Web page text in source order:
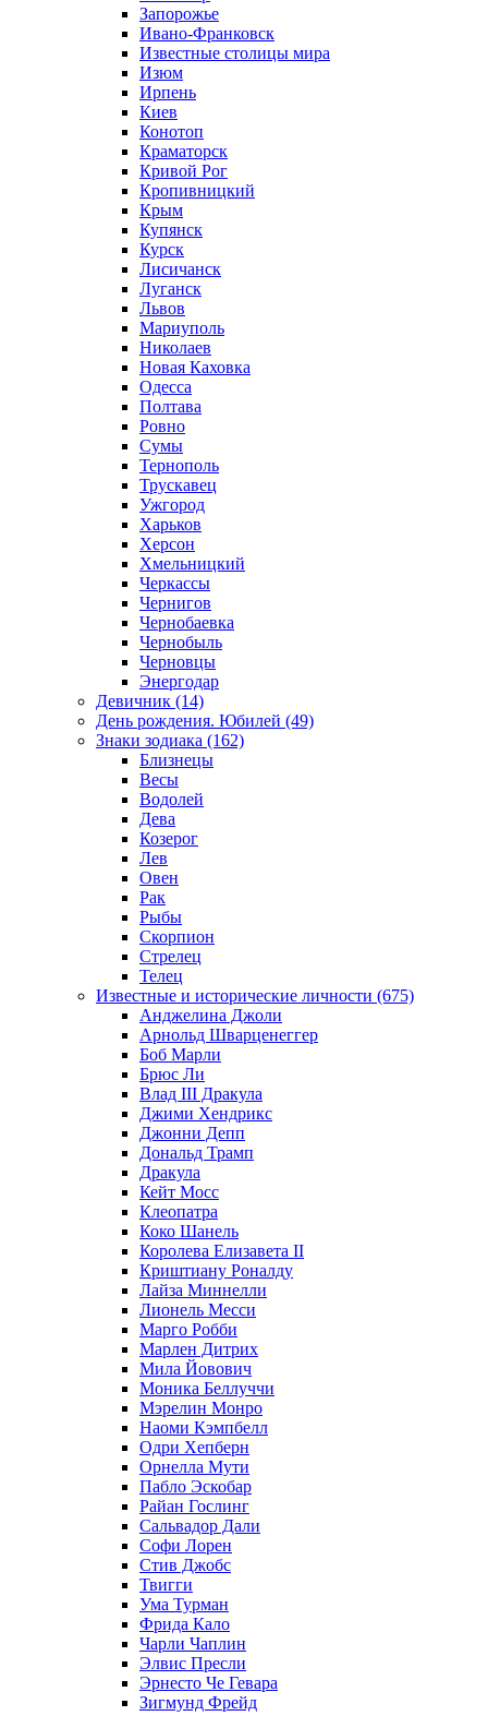
Запорожье
Ивано-Франковск
Известные столицы мира
Изюм
Ирпень
Киев
Конотоп
Краматорск
Кривой Рог
Кропивницкий
Крым
Купянск
Курск
Лисичанск
Луганск
Львов
Мариуполь
Николаев
Новая Каховка
Одесса
Полтава
Ровно
Сумы
Тернополь
Трускавец
Ужгород
Харьков
Херсон
Хмельницкий
Черкассы
Чернигов
Чернобаевка
Чернобыль
Черновцы
Энергодар
Девичник (14)
День рождения. Юбилей (49)
Знаки зодиака (162)
Близнецы
Весы
Водолей
Дева
Козерог
Лев
Овен
Рак
Рыбы
Скорпион
Стрелец
Телец
Известные и исторические личности (675)
Анджелина Джоли
Арнольд Шварценеггер
Боб Марли
Брюс Ли
Влад III Дракула
Джими Хендрикс
Джонни Депп
Дональд Трамп
Дракула
Кейт Мосс
Клеопатра
Коко Шанель
Королева Елизавета II
Криштиану Роналду
Лайза Миннелли
Лионель Месси
Марго Робби
Марлен Дитрих
Мила Йовович
Моника Беллуччи
Мэрелин Монро
Наоми Кэмпбелл
Одри Хепберн
Орнелла Мути
Пабло Эскобар
Райан Гослинг
Сальвадор Дали
Софи Лорен
Стив Джобс
Твигги
Ума Турман
Фрида Кало
Чарли Чаплин
Элвис Пресли
Эрнесто Че Гевара
Зигмунд Фрейд